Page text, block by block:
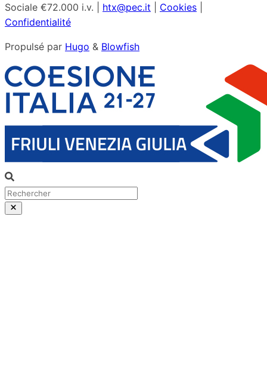
Sociale €72.000 i.v. | htx@pec.it Cookies
Confidentialité
Propulsé par Hugo & Blowfish